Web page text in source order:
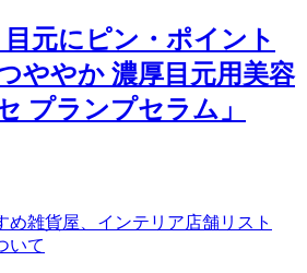
め雑貨屋、インテリア店舗リスト
いて